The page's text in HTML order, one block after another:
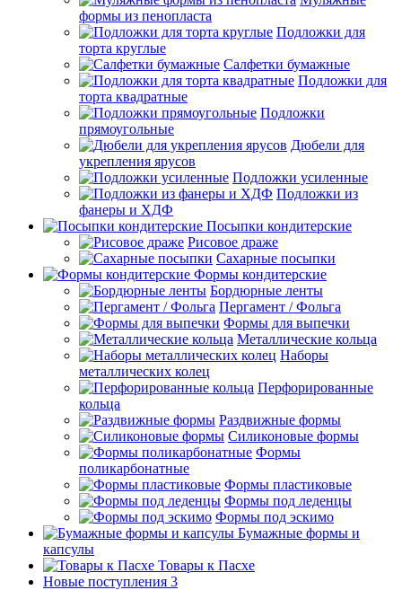
формы из пенопласта
Подложки для
торта круглые
Салфетки бумажные
Подложки для
торта квадратные
Подложки
прямоугольные
Дюбели для
укрепления ярусов
Подложки усиленные
Подложки из
фанеры и ХДФ
Посыпки кондитерские
Рисовое драже
Сахарные посыпки
Формы кондитерские
Бордюрные ленты
Пергамент / Фольга
Формы для выпечки
Металлические кольца
Наборы
металлических колец
Перфорированные
кольца
Раздвижные формы
Силиконовые формы
Формы
поликарбонатные
Формы пластиковые
Формы под леденцы
Формы под эскимо
Бумажные формы и
капсулы
Товары к Пасхе
Новые поступления 3